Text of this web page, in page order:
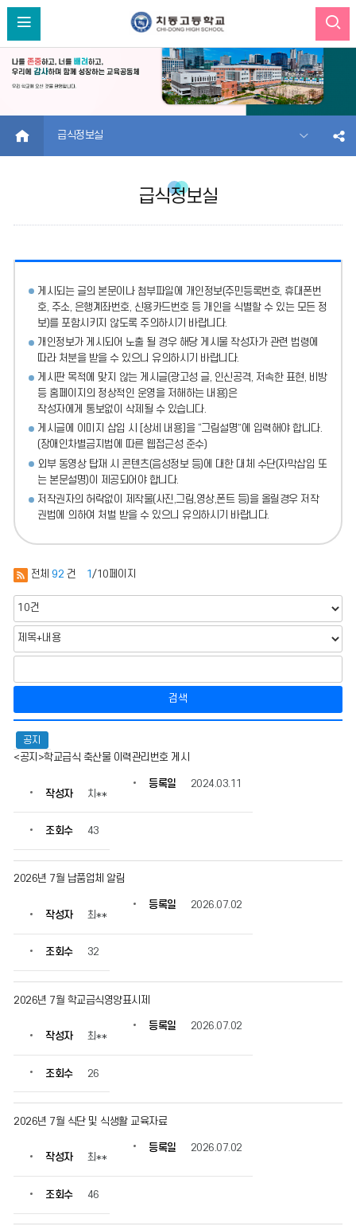
HOME 급식정보실
급식정보실
게시되는 글의 본문이나 첨부파일에
개인정보(주민등록번호, 휴대폰번
호, 주소, 은행계좌번호, 신용카드번호 등 개인을 식별할 수 있는 모든 정
보)를 포함시키지 않도록 주의하시기 바랍니다.
개인정보가 게시되어 노출 될 경우 해당 게시물 작성자가 관련 법령에
따라 처분을 받을 수 있으니 유의하시기 바랍니다.
게시판 목적에 맞지 않는 게시글(광고성 글, 인신공격, 저속한 표현, 비방
등 홈페이지의 정상적인 운영을 저해하는 내용)은
작성자에게 통보없이 삭제될 수 있습니다.
게시글에 이미지 삽입 시 [상세 내용]을 “그림설명”에 입력해야 합니다.
(장애인차별금지법에 따른 웹접근성 준수)
외부 동영상 탑재 시 콘텐츠(음성정보 등)에 대한 대체 수단(자막삽입 또
는 본문설명)이 제공되어야 합니다.
저작권자의 허락없이 제작물(사진,그림,영상,폰트 등)을 올릴경우 저작
권법에 의하여 처벌 받을 수 있으니 유의하시기 바랍니다.
전체 92 건 1 /10페이지
검색
급
식
정
번
작
자,
등
록
보
확
수
니
공지
<공지>학교급식 축산물 이력관리번호 게시
작성자 치**
등록일 2024.03.11
조회수 43
2026년 7월 납품업체 알림
작성자 최**
등록일 2026.07.02
조회수 32
2026년 7월 학교급식영양표시제
작성자 최**
등록일 2026.07.02
조회수 26
2026년 7월 식단 및 식생활 교육자료
작성자 최**
등록일 2026.07.02
조회수 46